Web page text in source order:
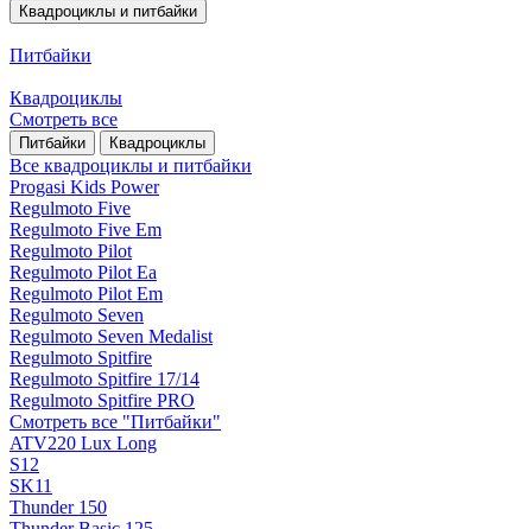
Квадроциклы и питбайки
Питбайки
Квадроциклы
Смотреть все
Питбайки Квадроциклы
Все квадроциклы и питбайки
Progasi Kids Power
Regulmoto Five
Regulmoto Five Em
Regulmoto Pilot
Regulmoto Pilot Ea
Regulmoto Pilot Em
Regulmoto Seven
Regulmoto Seven Medalist
Regulmoto Spitfire
Regulmoto Spitfire 17/14
Regulmoto Spitfire PRO
Смотреть все "Питбайки"
ATV220 Lux Long
S12
SK11
Thunder 150